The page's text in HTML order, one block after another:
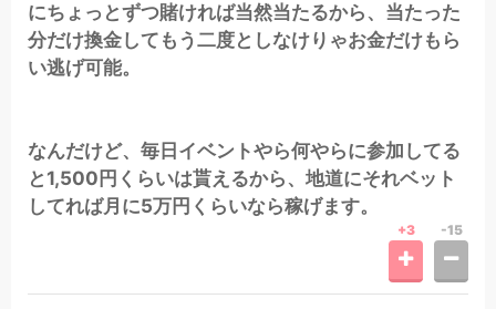
にちょっとずつ賭ければ当然当たるから、当たった
分だけ換金してもう二度としなけりゃお金だけもら
い逃げ可能。
なんだけど、毎日イベントやら何やらに参加してる
と1,500円くらいは貰えるから、地道にそれベット
してれば月に5万円くらいなら稼げます。
+3 -15